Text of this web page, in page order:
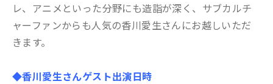
レ、アニメといった分野にも造詣が深く、 サブカルチ
ャーファンからも人気の香川愛生さんにお越しいただ
きます。
◆香川愛生さんゲスト出演日時